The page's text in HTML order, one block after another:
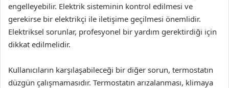
engelleyebilir. Elektrik sisteminin kontrol edilmesi ve
gerekirse bir elektrikçi ile iletişime geçilmesi önemlidir.
Elektriksel sorunlar, profesyonel bir yardım gerektirdiği için
dikkat edilmelidir.
Kullanıcıların karşılaşabileceği bir diğer sorun, termostatın
düzgün çalışmamasıdır. Termostatın arızalanması, klimaya